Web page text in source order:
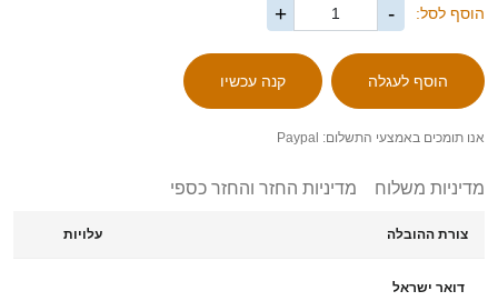
הוסף לסל: -
+
אנו תומכים באמצעי התשלום: Paypal
מדיניות משלוח מדיניות החזר והחזר כספי
צורת ההובלה עלויות
דואר ישראל